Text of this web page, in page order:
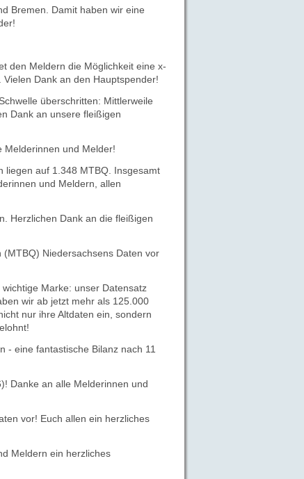
Bremen. Damit haben wir eine
den Meldern die Möglichkeit eine x-
Dank an den Hauptspender!
überschritten: Mittlerweile
Dank an unsere fleißigen
Melderinnen und Melder!
liegen auf 1.348 MTBQ. Insgesamt
und Meldern, allen
Herzlichen Dank an die fleißigen
Niedersachsens Daten vor
Marke: unser Datensatz
wir ab jetzt mehr als 125.000
nur ihre Altdaten ein, sondern
- eine fantastische Bilanz nach 11
Danke an alle Melderinnen und
vor! Euch allen ein herzliches
Meldern ein herzliches